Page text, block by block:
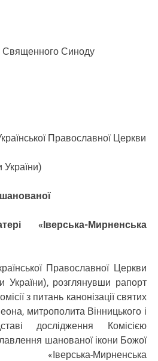
Священного Синоду
Православної Церкви
«Іверська-Мирненська
Православної Церкви
України), розглянувши рапорт
з питань канонізації святих
митрополита Вінницького і
дослідження Комісією
шанованої ікони Божої
Мирненська